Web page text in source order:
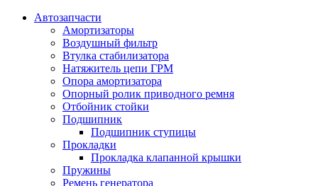
Автозапчасти
Амортизаторы
Воздушный фильтр
Втулка стабилизатора
Натяжитель цепи ГРМ
Опора амортизатора
Опорный ролик приводного ремня
Отбойник стойки
Подшипник
Подшипник ступицы
Прокладки
Прокладка клапанной крышки
Пружины
Ремень генератора